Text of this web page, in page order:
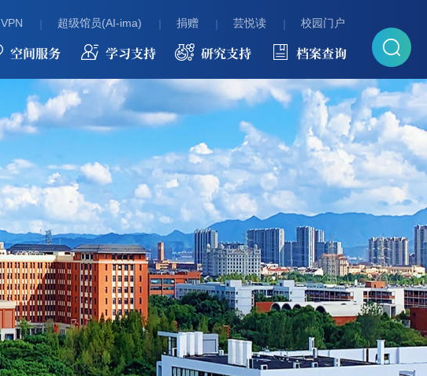
VPN 超级馆员(AI-ima) 捐赠 芸悦读 校园门户
空间服务 学习支持 研究支持 档案查询